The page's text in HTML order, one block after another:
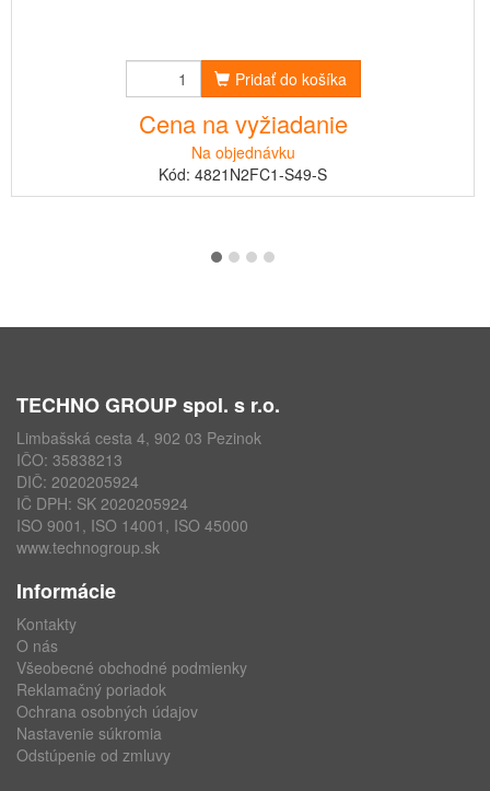
Pridať do košíka
Cena na vyžiadanie
Na objednávku
Kód: 4821N2FC1-S49-S
TECHNO GROUP spol. s r.o.
Limbašská cesta 4, 902 03 Pezinok
IČO: 35838213
DIČ: 2020205924
IČ DPH: SK 2020205924
ISO 9001, ISO 14001, ISO 45000
www.technogroup.sk
Informácie
Kontakty
O nás
Všeobecné obchodné podmienky
Reklamačný poriadok
Ochrana osobných údajov
Nastavenie súkromia
Odstúpenie od zmluvy